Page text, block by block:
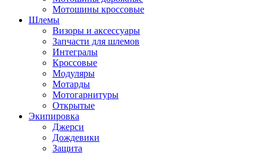
Мотошины кроссовые
Шлемы
Визоры и аксессуары
Запчасти для шлемов
Интегралы
Кроссовые
Модуляры
Мотарды
Мотогарнитуры
Открытые
Экипировка
Джерси
Дождевики
Защита